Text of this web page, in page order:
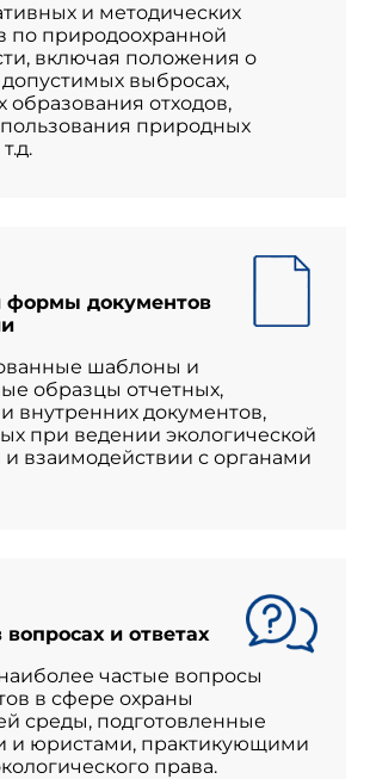
и методических
по природоохранной
включая положения о
выбросах,
образования отходов,
природных
формы документов
шаблоны и
образцы отчетных,
внутренних документов,
при ведении экологической
и взаимодействии с органами
вопросах и ответах
частые вопросы
в сфере охраны
среды, подготовленные
и юристами, практикующими
права.